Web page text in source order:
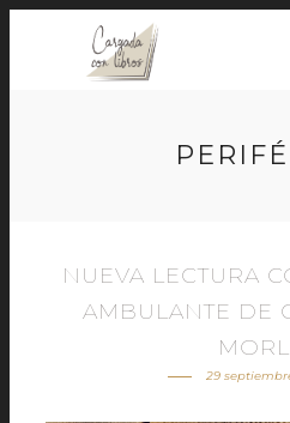
NUEVA LECTURA
AMBULANTE DE
29